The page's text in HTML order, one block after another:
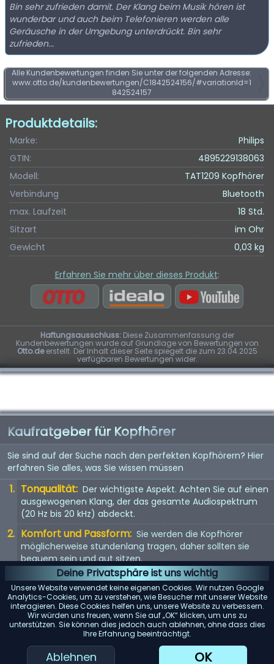
Deine Privatsphäre ist uns wichtig
Unsere Website verwendet keine eigenen Cookies. Wir nutzen Google
Analytics-Cookies, um zu verstehen, wie Besucher mit unserer Website
interagieren. Diese Cookies helfen uns, unsere Website zu verbessern.
Wir würden uns freuen, wenn Sie auf „OK“ klicken, um uns zu
unterstützen. Sie können dies jedoch auch ablehnen, ohne dass dies
Ihre Erfahrung beeinträchtigt.
Ablehnen OK
Bin sehr zufrieden damit. Der Klang beim Musik hören ist
wunderbar und auch beim Telefonieren werden alle
Geräusche in der Umgebung unterdrückt. Bin sehr
zufrieden...
Alle Kundenbewertungen finden Sie unter der folgenden Adresse:
www.otto.de/kundenbewertungen/C1842524156/#variationId=1
842524157
Produktdetails:
Marke:
Philips
GTIN:
4895229138063
Modell:
TAT1209 Kopfhörer
Verbindung
Bluetooth
max. Laufzeit
18 Std.
Sitzart
im Ohr
Gewicht
0,03 kg
Erfahren Sie mehr über dieses Produkt:
Haftungsausschluss:Diese Zusammenfassung der
Kundenbewertungen wurde auf Grundlage von Bewertungen von
Otto.deerstellt. Der Inhalt dieser Seite spiegelt die zum 23.04.2025
verfügbaren Bewertungen wider.
Kaufratgeber für Kopfhörer
Sie sind auf der Suche nach den perfekten Kopfhörern? Hier
erfahren Sie alles, was Sie wissen müssen
Tonqualität: Der wichtigste Aspekt. Achten Sie auf einen
ausgewogenen Klang, der das gesamte Audiospektrum
(20 Hz bis 20 kHz) abdeckt.
Komfort und Passform: Sie werden die Kopfhörer
möglicherweise stundenlang tragen, daher sollten sie
bequem sein und gut sitzen.
Kopfhörertyp: In-Ear, On-Ear oder Over-Ear? Jeder Typ
hat seine Vor- und Nachteile. Wählen Sie entsprechend
Ihren Vorlieben.
Mit Kabel oder kabellos: Kabellose Kopfhörer bieten
Bewegungsfreiheit, aber kabelgebundene Kopfhörer
bieten in der Regel eine bessere Tonqualität.